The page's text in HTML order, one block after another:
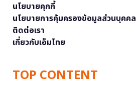
นโยบายคุกกี้
นโยบายการคุ้มครองข้อมูลส่วนบุคคล
ติดต่อเรา
เกี่ยวกับเอ็มไทย
TOP CONTENT